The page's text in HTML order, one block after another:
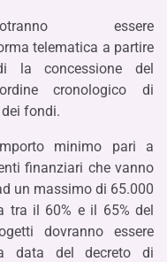
essere
telematica a partire
la concessione del
cronologico di
fondi.
minimo pari a
finanziari che vanno
un massimo di 65.000
tra il 60% e il 65% del
dovranno essere
data del decreto di